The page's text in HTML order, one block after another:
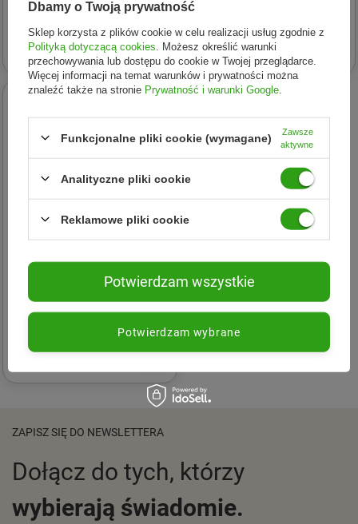
nawilżający krem pod oczy
30ml
23,07 zł
przeciwstarzeniowe serum
do twarzy 50ml
34,30 zł
Vitamin with Niacinamide
rozjaśniająca maska w
6,89 zł
ZAPISZ SIĘ DO NEWSLETTERA
Dołącz do tych, którzy
wybierają świadomie.
Dbamy o Twoją prywatność
Sklep korzysta z plików cookie w celu realizacji usług zgodnie z
Polityką dotyczącą cookies . Możesz określić warunki
przechowywania lub dostępu do cookie w Twojej przeglądarce.
Więcej informacji na temat warunków i prywatności można
znaleźć także na stronie Prywatność i warunki Google
Funkcjonalne pliki cookie (wymagane)
Zawsze
aktywne
Analityczne pliki cookie
Reklamowe pliki cookie
Potwierdzam wybrane
Potwierdzam wszystkie